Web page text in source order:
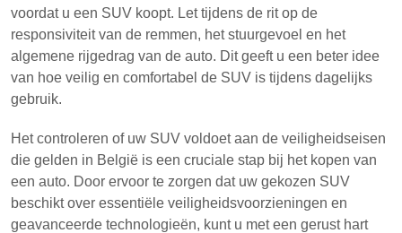
voordat u een SUV koopt. Let tijdens de rit op de
responsiviteit van de remmen, het stuurgevoel en het
algemene rijgedrag van de auto. Dit geeft u een beter idee
van hoe veilig en comfortabel de SUV is tijdens dagelijks
gebruik.
Het controleren of uw SUV voldoet aan de veiligheidseisen
die gelden in België is een cruciale stap bij het kopen van
een auto. Door ervoor te zorgen dat uw gekozen SUV
beschikt over essentiële veiligheidsvoorzieningen en
geavanceerde technologieën, kunt u met een gerust hart